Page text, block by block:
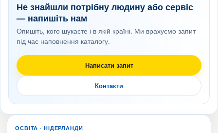
Не знайшли потрібну людину або сервіс
— напишіть нам
Опишіть, кого шукаєте і в якій країні. Ми врахуємо запит
під час наповнення каталогу.
Написати запит
Контакти
ОСВІТА · НІДЕРЛАНДИ